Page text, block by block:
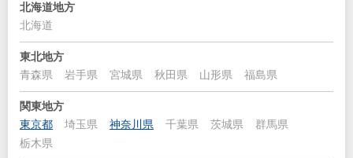
北海道地方
北海道
東北地方
青森県
岩手県 宮城県 秋田県 山形県 福島県
関東地方
東京都
埼玉県 神奈川県 千葉県 茨城県
群馬県
栃木県